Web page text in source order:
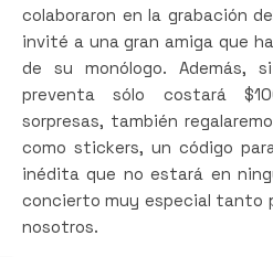
colaboraron en la grabación
invité a una gran amiga que
de su monólogo. Además,
preventa sólo costará
sorpresas, también
como stickers, un código
inédita que no estará en
concierto muy especial tanto
nosotros.